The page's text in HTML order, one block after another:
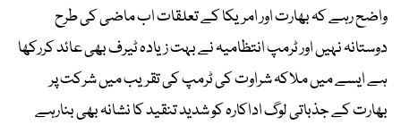
واضح رہے کہ بھارت اور امریکا کے تعلقات اب ماضی کی طرح
دوستانہ نہیں اور ٹرمپ انتظامیہ نے بہت زیادہ ٹیرف بھی عائد کررکھا
ہے ایسے میں ملاکہ شراوت کی ٹرمپ کی تقریب میں شرکت پر
بھارت کے جذباتی لوگ اداکارہ کو شدید تنقید کا نشانہ بھی بنارہے